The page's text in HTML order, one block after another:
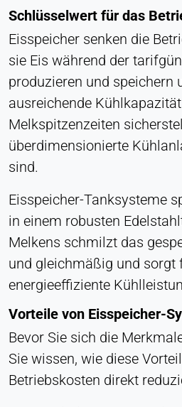
Schlüsselwert für das
Eisspeicher senken die
sie Eis während der
produzieren und speichern
ausreichende
Melkspitzenzeiten
überdimensionierte
sind.
Eisspeicher-Tanksysteme
in einem robusten
Melkens schmilzt das
und gleichmäßig und sorgt
energieeffiziente
Vorteile von Eisspeicher-
Bevor Sie sich die
Sie wissen, wie diese
Betriebskosten direkt
Cookie Laufzeit:
EXTERNE MEDIEN
Ermöglicht Inhalte von
Videos. Wenn aktiviert,
an den Anbieter übertragen
Name:
vuid, player
Anbieter:
Vimeo, Inc.
Zweck:
Sitzung - 2 Jahre